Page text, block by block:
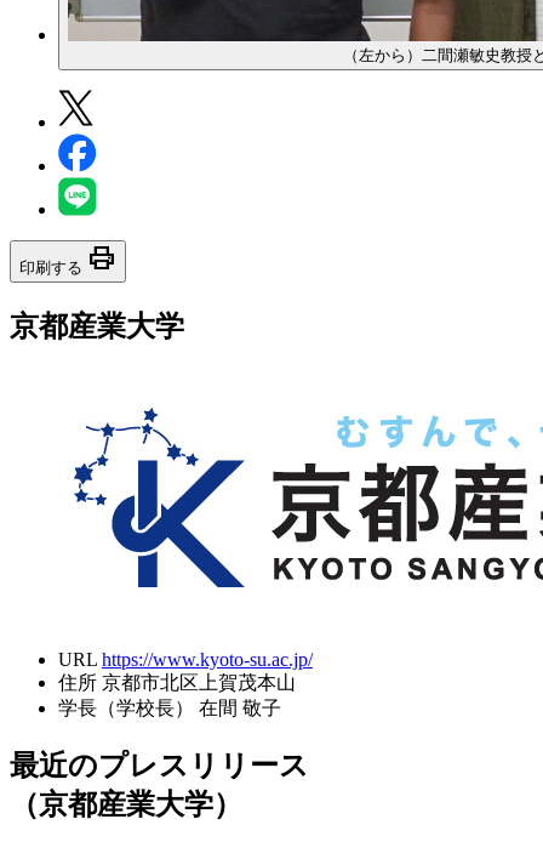
（左から）二間瀬敏史教授
印刷する print
京都産業大学
URL https://www.kyoto-su.ac.jp/
住所 京都市北区上賀茂本山
学長（学校長）
在間 敬子
最近のプレスリリース
（京都産業大学）